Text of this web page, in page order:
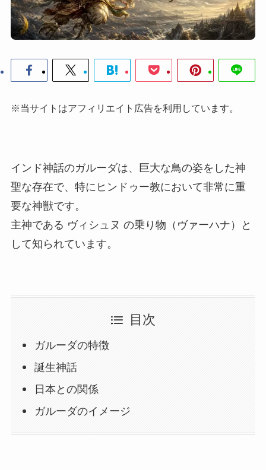
※当サイトはアフィリエイト広告を利用しています。
インド神話のガルーダは、巨大な鳥の姿をした神
聖な存在で、特にヒンドゥー教において非常に重
要な神獣です。
主神である ヴィシュヌ の乗り物（ヴァーハナ）と
して知られています。
目次
ガルーダの特徴
誕生神話
日本との関係
ガルーダのイメージ